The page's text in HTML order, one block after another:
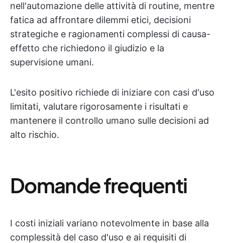
nell'automazione delle attività di routine, mentre
fatica ad affrontare dilemmi etici, decisioni
strategiche e ragionamenti complessi di causa-
effetto che richiedono il giudizio e la
supervisione umani.
L'esito positivo richiede di iniziare con casi d'uso
limitati, valutare rigorosamente i risultati e
mantenere il controllo umano sulle decisioni ad
alto rischio.
Domande frequenti
I costi iniziali variano notevolmente in base alla
complessità del caso d'uso e ai requisiti di